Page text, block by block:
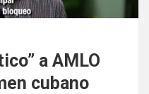
a AMLO
cubano